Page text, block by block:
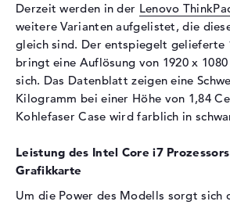
Display-Typ
15,6" TFT
Max. Auflösung
1920 x 1080
Auflösungstyp
Full-HD
Besonderheiten
Display,
Panel,
Kartenleser
Unterstützte Flash-
Speicherkarten
Derzeit werden in der Lenovo
weitere Varianten aufgelistet, die
gleich sind. Der entspiegelt gelieferte
bringt eine Auflösung von 1920 x
sich. Das Datenblatt zeigen eine
Kilogramm bei einer Höhe von 1,84
Kohlefaser Case wird farblich in
Leistung des Intel Core i7
Grafikkarte
Um die Power des Modells sorgt sich